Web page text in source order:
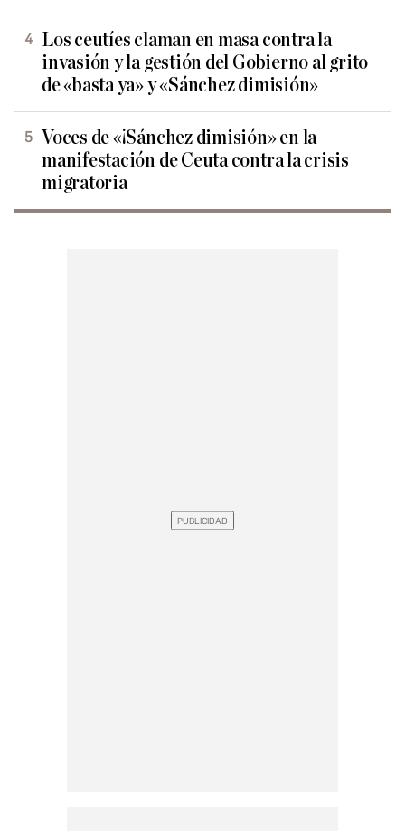
Los ceutíes claman en masa contra la
invasión y la gestión del Gobierno al grito
de «basta ya» y «Sánchez dimisión»
Voces de «¡Sánchez dimisión» en la
manifestación de Ceuta contra la crisis
migratoria